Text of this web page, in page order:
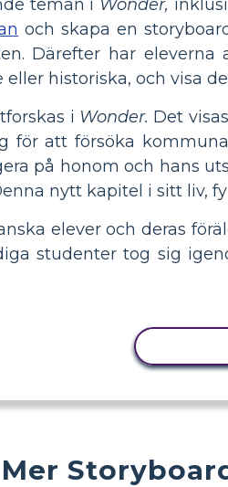
teman i Wonder,
och skapa en
Därefter har
historiska, och visa
i Wonder. Det
för att försöka
på honom och hans
nytt kapitel i sitt liv,
elever och deras
studenter tog sig
Mer